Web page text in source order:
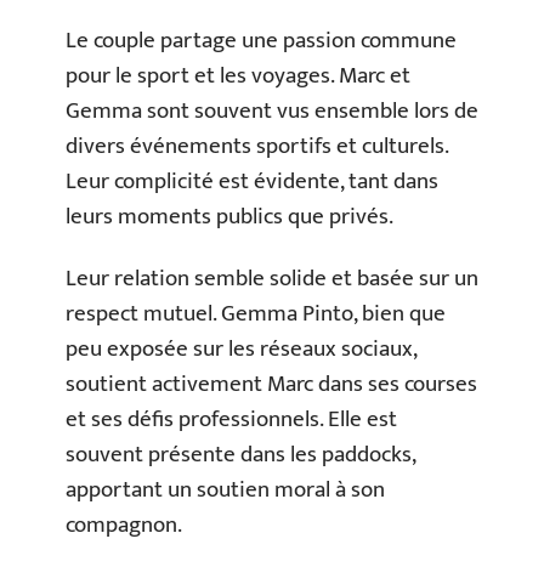
Le couple partage une passion commune
pour le sport et les voyages. Marc et
Gemma sont souvent vus ensemble lors de
divers événements sportifs et culturels.
Leur complicité est évidente, tant dans
leurs moments publics que privés.
Leur relation semble solide et basée sur un
respect mutuel. Gemma Pinto, bien que
peu exposée sur les réseaux sociaux,
soutient activement Marc dans ses courses
et ses défis professionnels. Elle est
souvent présente dans les paddocks,
apportant un soutien moral à son
compagnon.